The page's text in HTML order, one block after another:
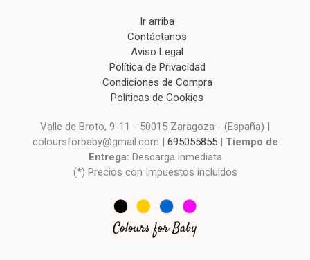
Ir arriba
Contáctanos
Aviso Legal
Política de Privacidad
Condiciones de Compra
Políticas de Cookies
Valle de Broto, 9-11 - 50015 Zaragoza - (España) |
coloursforbaby@gmail.com | 695055855| Tiempo de
Entrega: Descarga inmediata
(*) Precios con Impuestos incluidos